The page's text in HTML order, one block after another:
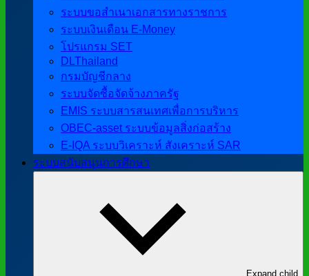
ระบบขอสำเนาเอกสารทางราชการ
ระบบเงินเดือน E-Money
โปรแกรม SET
DLThailand
กรมบัญชีกลาง
ระบบจัดซื้อจัดจ้างภาครัฐ
EMIS ระบบสารสนเทศเพื่อการบริหาร
OBEC-asset ระบบข้อมูลสิ่งก่อสร้าง
E-IQA ระบบวิเคราะห์ สังเคราะห์ SAR
ระบบสนับสนุนการศึกษา
Expand child